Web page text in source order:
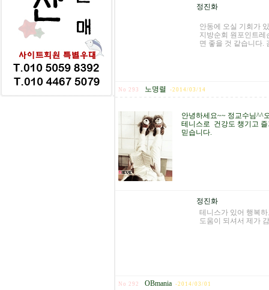
정진화
안동에 오실 기회가
지방순회 원포인트레
면 좋을 것 같습니다.
No 293 노명렬 -2014/03/14
안녕하세요~~ 정교수님^^
테니스로 건강도 챙기고
믿습니다.
정진화
테니스가 있어 행복
도움이 되셔서 제가
No 292 OBmania -2014/03/01